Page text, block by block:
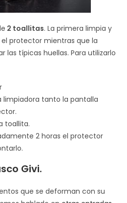
2 toallitas. La primera limpia y
protector mientras que la
las típicas huellas. Para utilizarlo
limpiadora tanto la pantalla
toallita.
2 horas el protector
Givi.
que se deforman con su